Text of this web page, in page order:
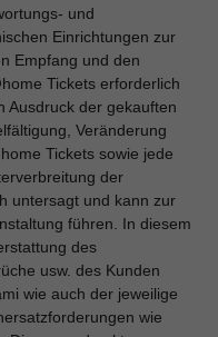
und
Einrichtungen zur
Empfang und den
Tickets erforderlich
Ausdruck der gekauften
Veränderung
Tickets sowie jede
der
untersagt und kann zur
führen. In diesem
des
usw. des Kunden
wie auch der jeweilige
wie